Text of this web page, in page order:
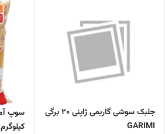
جلبک سوشی گاریمی ژاپنی 20 برگی
GARIMI
کیلوگرم